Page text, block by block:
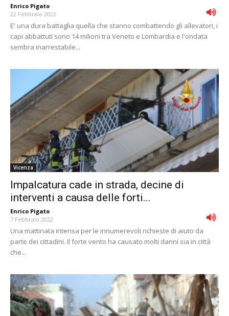
Enrico Pigato -
22 Febbraio 2022
E' una dura battaglia quella che stanno combattendo gli allevatori, i
capi abbattuti sono 14 milioni tra Veneto e Lombardia e l'ondata
sembra inarrestabile...
Vicenza
Impalcatura cade in strada, decine di
interventi a causa delle forti...
Enrico Pigato -
7 Febbraio 2022
Una mattinata intensa per le innumerevoli richieste di aiuto da
parte dei cittadini. Il forte vento ha causato molti danni sia in città
che...